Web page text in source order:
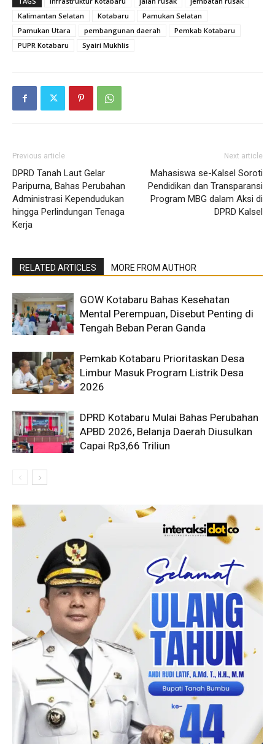
Kalimantan Selatan
Kotabaru
Pamukan Selatan
Pamukan Utara
pembangunan daerah
Pemkab Kotabaru
PUPR Kotabaru
Syairi Mukhlis
Previous article
DPRD Tanah Laut Gelar
Paripurna, Bahas Perubahan
Administrasi Kependudukan
hingga Perlindungan Tenaga
Kerja
Next article
Mahasiswa se-Kalsel Soroti
Pendidikan dan Transparansi
Program MBG dalam Aksi di
DPRD Kalsel
RELATED ARTICLES MORE FROM AUTHOR
GOW Kotabaru Bahas Kesehatan
Mental Perempuan, Disebut Penting di
Tengah Beban Peran Ganda
Pemkab Kotabaru Prioritaskan Desa
Limbur Masuk Program Listrik Desa
2026
DPRD Kotabaru Mulai Bahas Perubahan
APBD 2026, Belanja Daerah Diusulkan
Capai Rp3,66 Triliun